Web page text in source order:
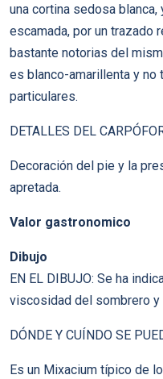
una cortina sedosa
escamada, por un trazado
bastante notorias del
es blanco-amarillenta y
particulares.
DETALLES DEL
Decoración del pie y la
apretada.
Valor gastronomico
Dibujo
EN EL DIBUJO: Se ha
viscosidad del sombrero y
DÓNDE Y CUÍNDO SE
Es un Mixacium típico de